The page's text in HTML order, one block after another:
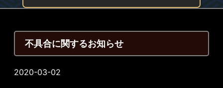
不具合に関するお知らせ
2020-03-02